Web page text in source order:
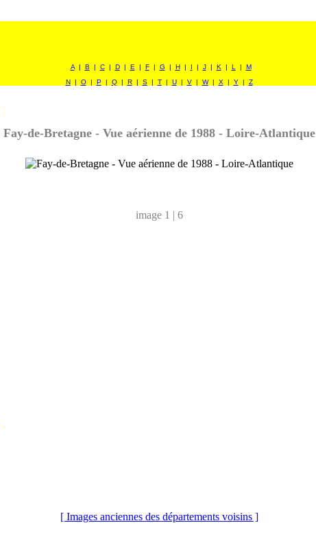
A | B | C | D | E | F | G | H | I | J | K | L |
M
N | O | P | Q | R | S | T | U | V | W | X | Y | Z
Fay-de-Bretagne - Vue aérienne de 1988 - Loire-Atlantique
image 1 | 6
[ Images anciennes des départements voisins ]